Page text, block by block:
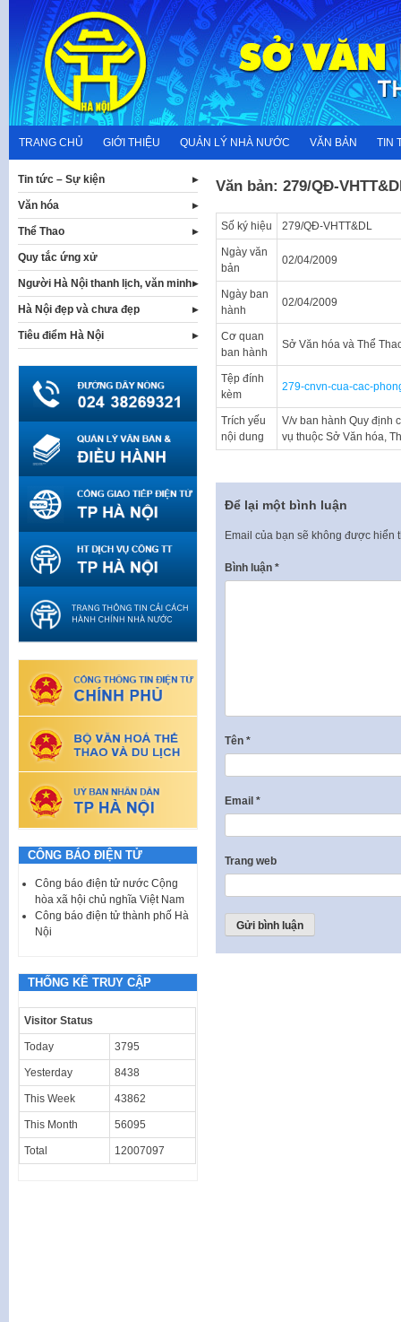
content
TRANG CHỦ GIỚI THIỆU QUẢN LÝ NHÀ NƯỚC VĂN BẢN TIN
Văn bản: 279/QĐ-
Số ký hiệu 279/QĐ-VHTT&DL
Ngày văn
bản
02/04/2009
Ngày ban
hành
02/04/2009
Cơ quan
ban hành
Sở Văn hóa và Thể
Tệp đính
kèm
279-cnvn-cua-cac-
Trích yếu
nội dung
V/v ban hành Quy định
vụ thuộc Sở Văn hóa,
Để lại một bình luận
Email của bạn sẽ không được hiển
Bình luận *
Tên *
Email *
Trang web
Tin tức – Sự kiện
Văn hóa
Thể Thao
Quy tắc ứng xử
Người Hà Nội thanh lịch, văn minh
Hà Nội đẹp và chưa đẹp
Tiêu điểm Hà Nội
CÔNG BÁO ĐIỆN TỬ
Công báo điện tử nước Cộng
hòa xã hội chủ nghĩa Việt Nam
Công báo điện tử thành phố Hà
Nội
THỐNG KÊ TRUY CẬP
Visitor Status
Today 3795
Yesterday 8438
This Week 43862
This Month 56095
Total 12007097